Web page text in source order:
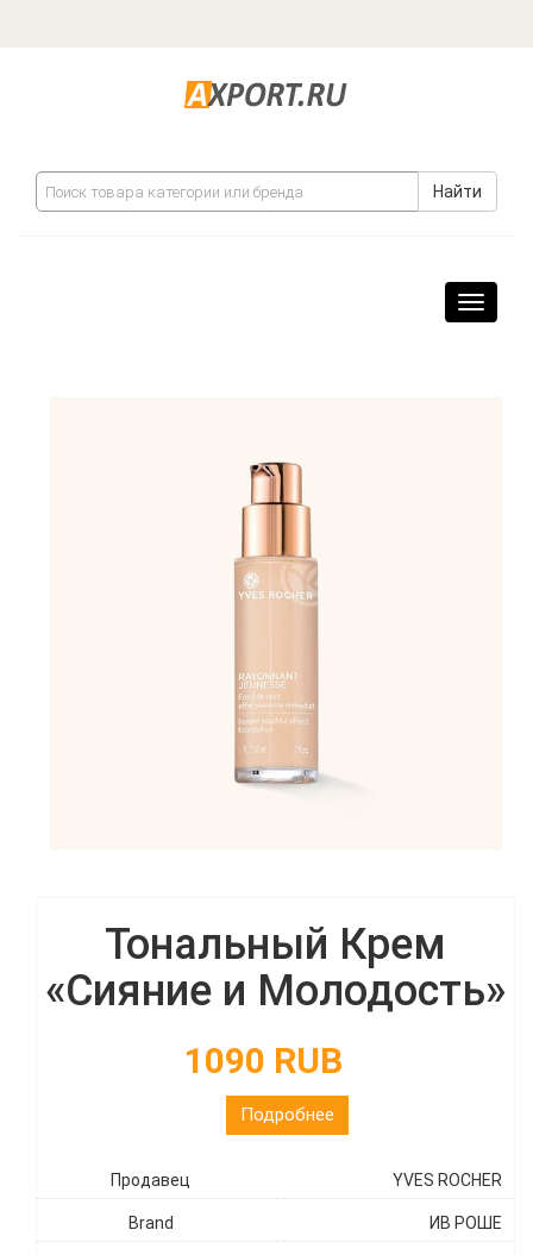
Найти
Тональный Крем
«Сияние и Молодость»
1090 RUB
Подробнее
Продавец YVES ROCHER
Brand ИВ РОШЕ